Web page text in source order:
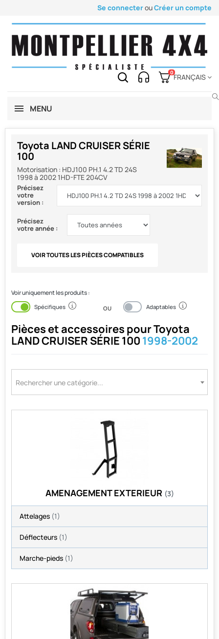
Se connecterouCréer un compte
0
FRANÇAIS
MENU
Toyota LAND CRUISER SÉRIE
100
Motorisation : HDJ100 PH.1 4.2 TD 24S
1998 à 2002 1HD-FTE 204CV
Précisez
votre
version :
Précisez
votre année :
VOIR TOUTES LES PIÈCES COMPATIBLES
Voir uniquement les produits :
Activé Spécifiques OU DésactivéAdaptables
Pièces et accessoires pourToyota
LAND CRUISER SÉRIE 100 1998-2002
Rechercher une catégorie...
AMENAGEMENT EXTERIEUR (3)
Attelages (1)
Déflecteurs (1)
Marche-pieds (1)